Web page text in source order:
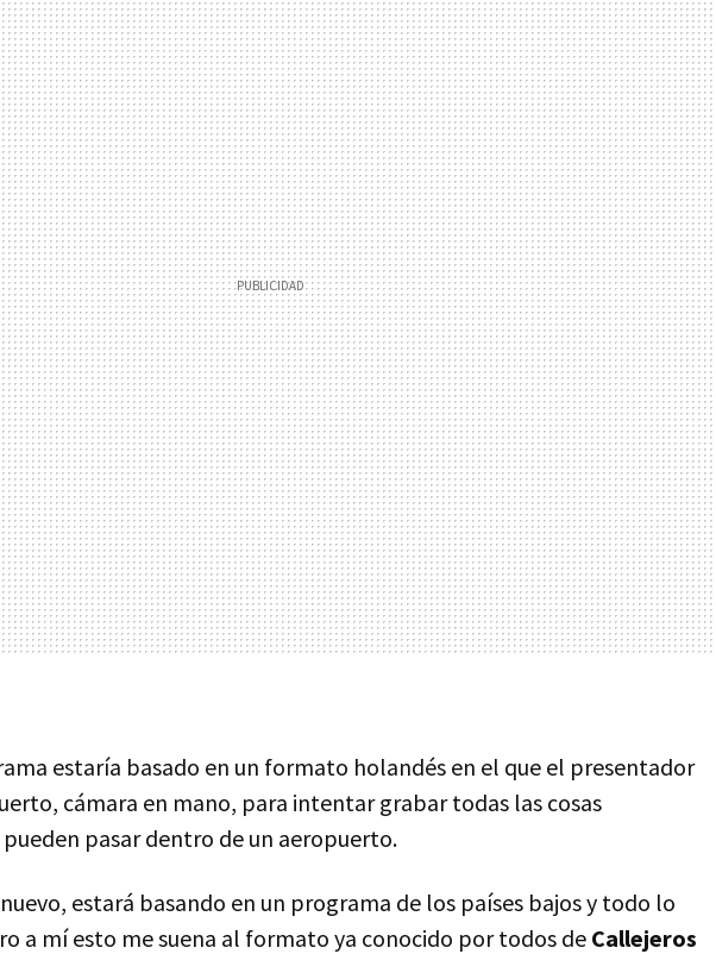
estaría basado en un formato holandés en el que el presentador
cámara en mano, para intentar grabar todas las cosas
pasar dentro de un aeropuerto.
estará basando en un programa de los países bajos y todo lo
a mí esto me suena al formato ya conocido por todos de Callejeros